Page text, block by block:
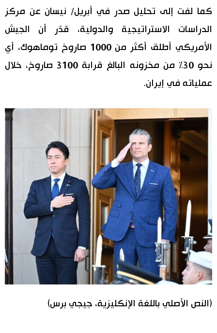
طوكيو
كما لفت إلى تحليل صدر في أبريل/ نيسان عن مركز
الدراسات الاستراتيجية والدولية، قدّر أن الجيش
الأمريكي أطلق أكثر من 1000 صاروخ توماهوك، أي
نحو 30% من مخزونه البالغ قرابة 3100 صاروخ، خلال
عملياته في إيران.
(النص الأصلي باللغة الإنكليزية، جيجي برس)